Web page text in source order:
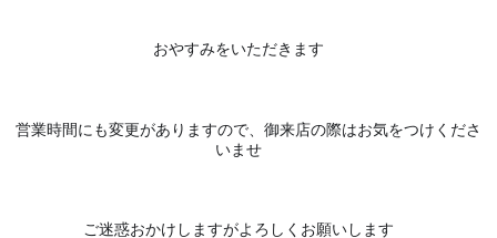
おやすみをいただきます
営業時間にも変更がありますので、 御来店の際はお気をつけくださ
いませ
ご迷惑おかけしますがよろしくお願いします